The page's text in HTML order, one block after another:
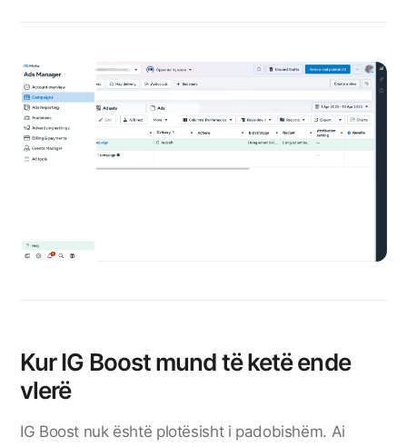
Kur IG Boost mund të ketë ende
vlerë
IG Boost nuk është plotësisht i padobishëm. Ai